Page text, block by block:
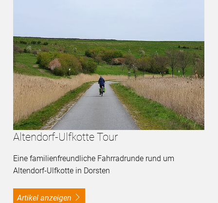
Altendorf-Ulfkotte Tour
Eine familienfreundliche Fahrradrunde rund um
Altendorf-Ulfkotte in Dorsten
Artikel anzeigen